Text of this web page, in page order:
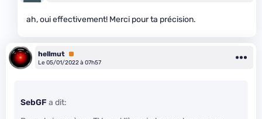
ah, oui effectivement! Merci pour ta précision.
hellmut Premium
Le 05/01/2022 à 07h57
SebGF a dit: